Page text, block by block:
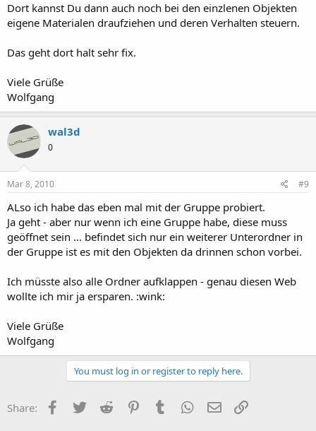
Dort kannst Du dann auch noch bei den einzlenen Objekten
eigene Materialen draufziehen und deren Verhalten steuern.
Das geht dort halt sehr fix.
Viele Grüße
Wolfgang
wal3d
0
Mar 8, 2010 #9
ALso ich habe das eben mal mit der Gruppe probiert.
Ja geht - aber nur wenn ich eine Gruppe habe, diese muss
geöffnet sein ... befindet sich nur ein weiterer Unterordner in
der Gruppe ist es mit den Objekten da drinnen schon vorbei.
Ich müsste also alle Ordner aufklappen - genau diesen Web
wollte ich mir ja ersparen. :wink:
Viele Grüße
Wolfgang
You must log in or register to reply here.
Share: Facebook
Twitter Reddit PinterestTumblr WhatsApp
Email